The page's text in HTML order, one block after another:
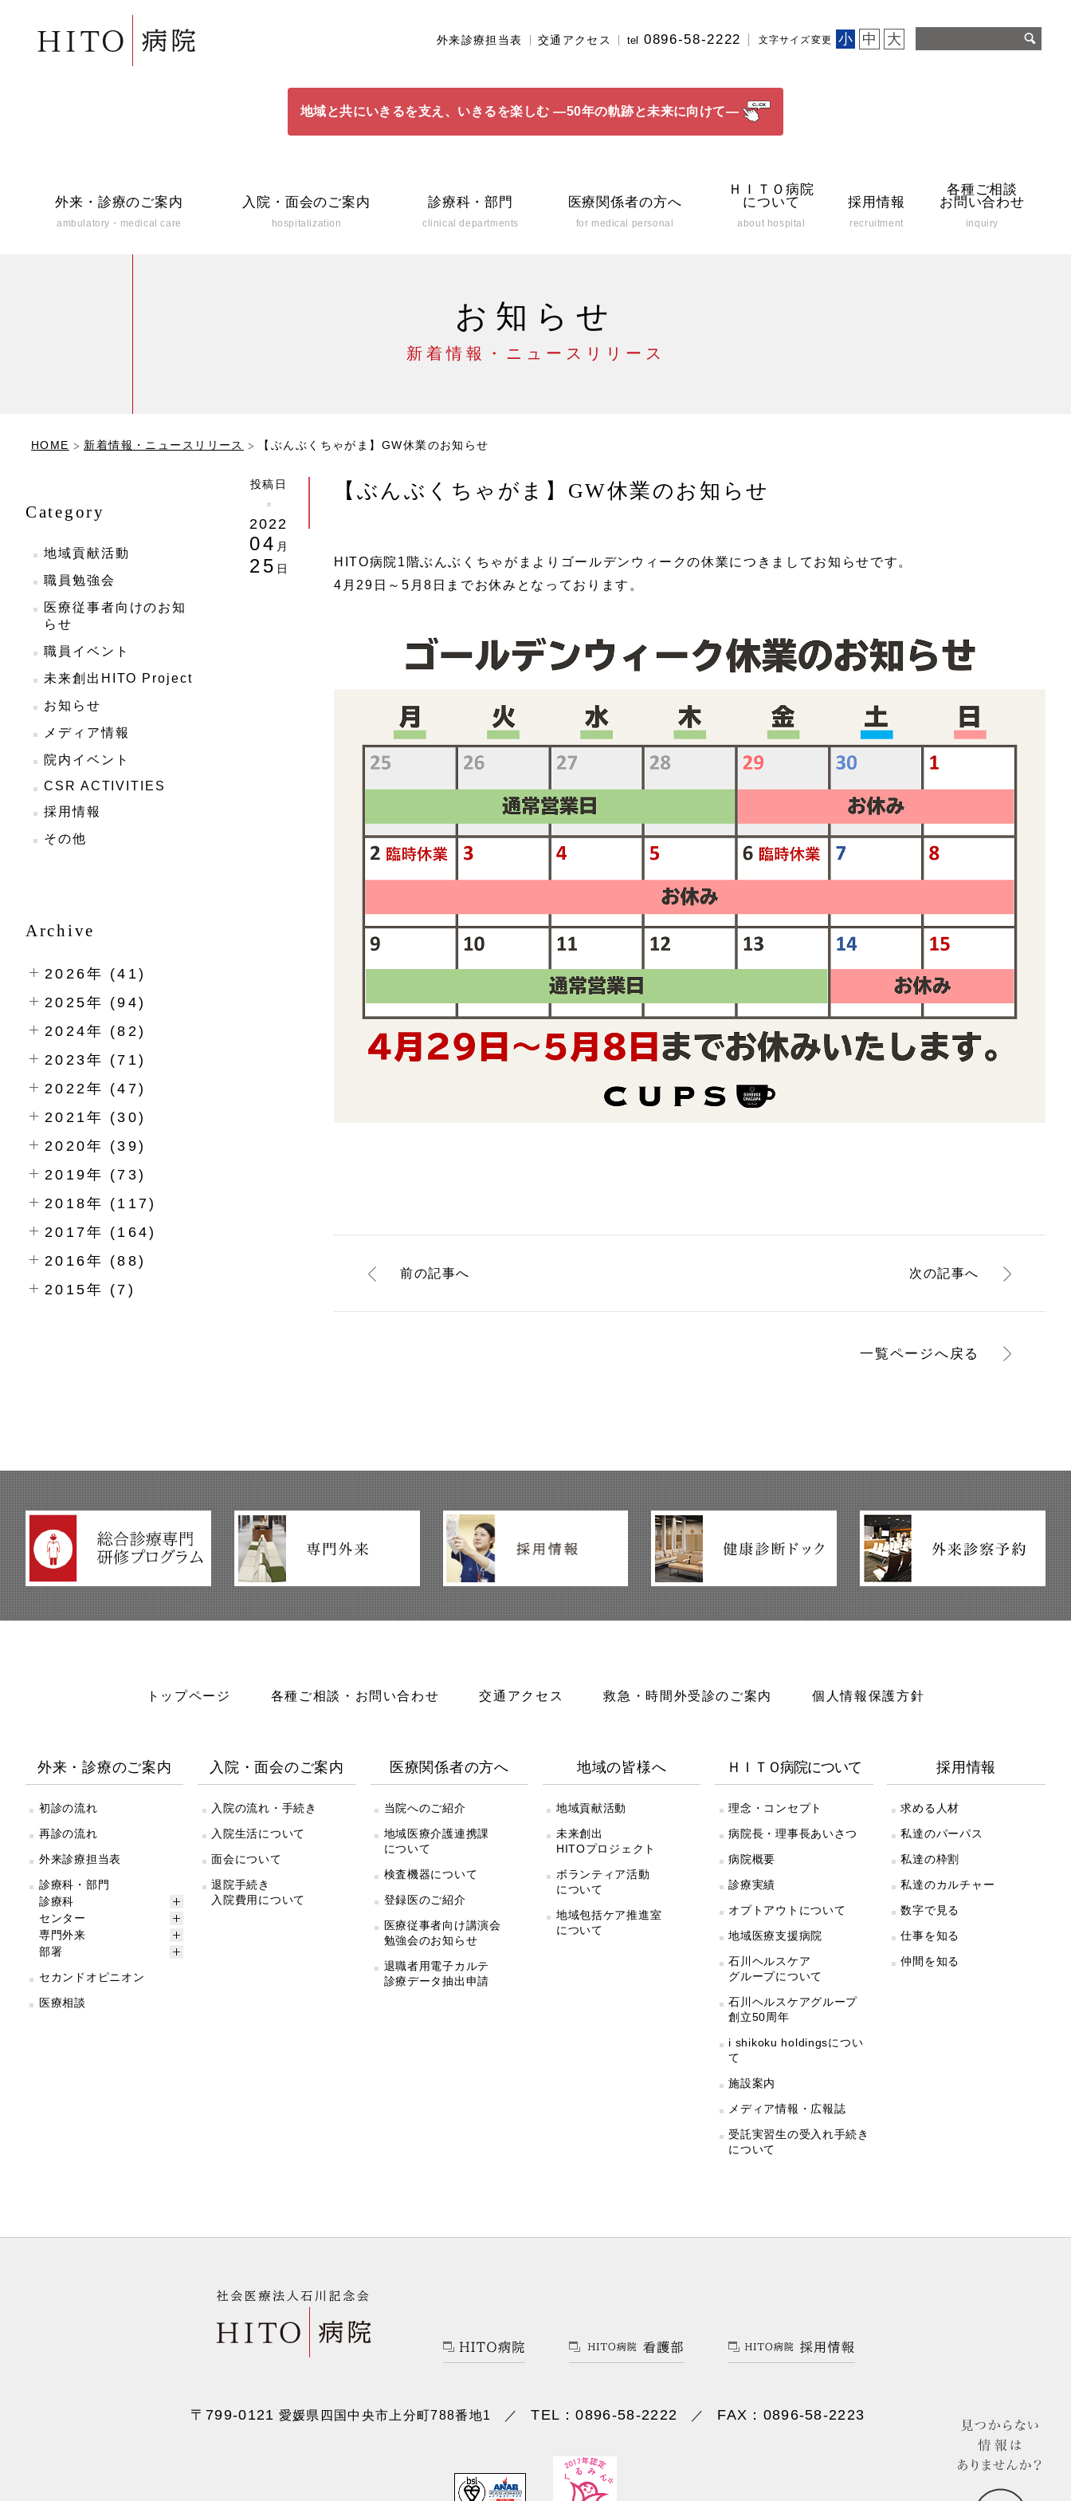
外来診療担当表 交通アクセス tel 0896-58-2222 文字サイズ変更 小 中 大
地域と共にいきるを支え、いきるを楽しむ ―50年の軌跡と未来に向けて―
外来・診療のご案内
ambulatory・medical care
入院・面会のご案内
hospitalization
診療科・部門
clinical departments
医療関係者の方へ
for medical personal
ＨＩＴＯ病院
について
about hospital
採用情報
recruitment
各種ご相談
お問い合わせ
inquiry
お知らせ
新着情報・ニュースリリース
HOME 新着情報・ニュースリリース 【ぶんぶくちゃがま】GW休業のお知らせ
Category
地域貢献活動
職員勉強会
医療従事者向けのお知
らせ
職員イベント
未来創出HITO Project
お知らせ
メディア情報
院内イベント
CSR ACTIVITIES
採用情報
その他
Archive
2026年 (41)
2025年 (94)
2024年 (82)
2023年 (71)
2022年 (47)
2021年 (30)
2020年 (39)
2019年 (73)
2018年 (117)
2017年 (164)
2016年 (88)
2015年 (7)
投稿日
2022
04 月
25 日
【ぶんぶくちゃがま】GW休業のお知らせ
HITO病院1階ぶんぶくちゃがまよりゴールデンウィークの休業につきましてお知らせです。
4月29日～5月8日までお休みとなっております。
前の記事へ 次の記事へ
一覧ページへ戻る
トップページ 各種ご相談・お問い合わせ 交通アクセス 救急・時間外受診のご案内 個人情報保護方針
外来・診療のご案内
初診の流れ
再診の流れ
外来診療担当表
診療科・部門
診療科
センター
専門外来
部署
セカンドオピニオン
医療相談
入院・面会のご案内
入院の流れ・手続き
入院生活について
面会について
退院手続き
入院費用について
医療関係者の方へ
当院へのご紹介
地域医療介護連携課
について
検査機器について
登録医のご紹介
医療従事者向け講演会
勉強会のお知らせ
退職者用電子カルテ
診療データ抽出申請
地域の皆様へ
地域貢献活動
未来創出
HITOプロジェクト
ボランティア活動
について
地域包括ケア推進室
について
ＨＩＴＯ病院について
理念・コンセプト
病院長・理事長あいさつ
病院概要
診療実績
オプトアウトについて
地域医療支援病院
石川ヘルスケア
グループについて
石川ヘルスケアグループ
創立50周年
i shikoku holdingsについ
て
施設案内
メディア情報・広報誌
受託実習生の受入れ手続き
について
採用情報
求める人材
私達のパーパス
私達の枠割
私達のカルチャー
数字で見る
仕事を知る
仲間を知る
〒799-0121 愛媛県四国中央市上分町788番地1 ／ TEL：0896-58-2222 ／ FAX：0896-58-2223